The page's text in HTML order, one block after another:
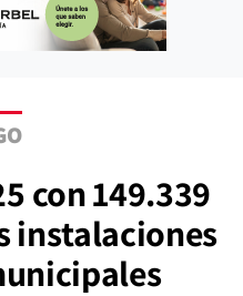
con 149.339
instalaciones